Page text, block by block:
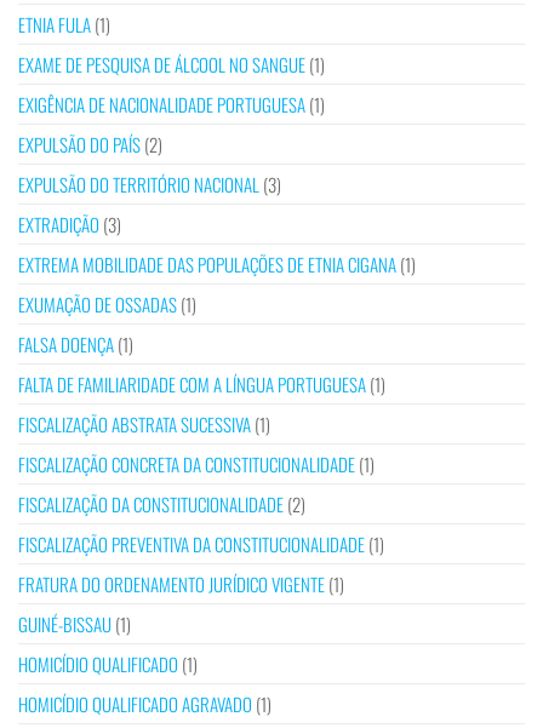
ETNIA FULA(1)
EXAME DE PESQUISA DE ÁLCOOL NO SANGUE(1)
EXIGÊNCIA DE NACIONALIDADE PORTUGUESA(1)
EXPULSÃO DO PAÍS(2)
EXPULSÃO DO TERRITÓRIO NACIONAL (3)
EXTRADIÇÃO (3)
EXTREMA MOBILIDADE DAS POPULAÇÕES DE ETNIA CIGANA(1)
EXUMAÇÃO DE OSSADAS(1)
FALSA DOENÇA(1)
FALTA DE FAMILIARIDADE COM A LÍNGUA PORTUGUESA(1)
FISCALIZAÇÃO ABSTRATA SUCESSIVA(1)
FISCALIZAÇÃO CONCRETA DA CONSTITUCIONALIDADE(1)
FISCALIZAÇÃO DA CONSTITUCIONALIDADE(2)
FISCALIZAÇÃO PREVENTIVA DA CONSTITUCIONALIDADE(1)
FRATURA DO ORDENAMENTO JURÍDICO VIGENTE(1)
GUINÉ-BISSAU(1)
HOMICÍDIO QUALIFICADO (1)
HOMICÍDIO QUALIFICADO AGRAVADO (1)